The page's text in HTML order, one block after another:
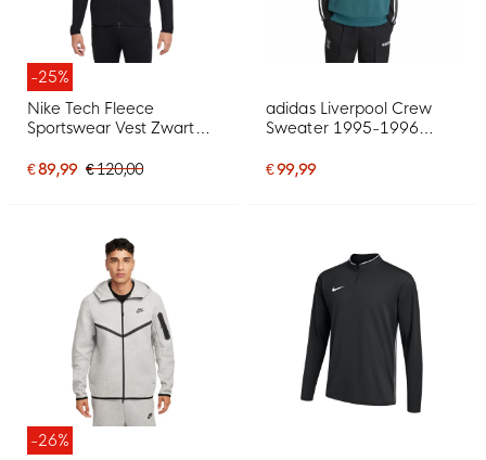
-25%
Nike Tech Fleece
Sportswear Vest Zwart
€ 89,99 € 120,00
adidas Liverpool Crew
Sweater 1995-1996
€ 99,99
-26%